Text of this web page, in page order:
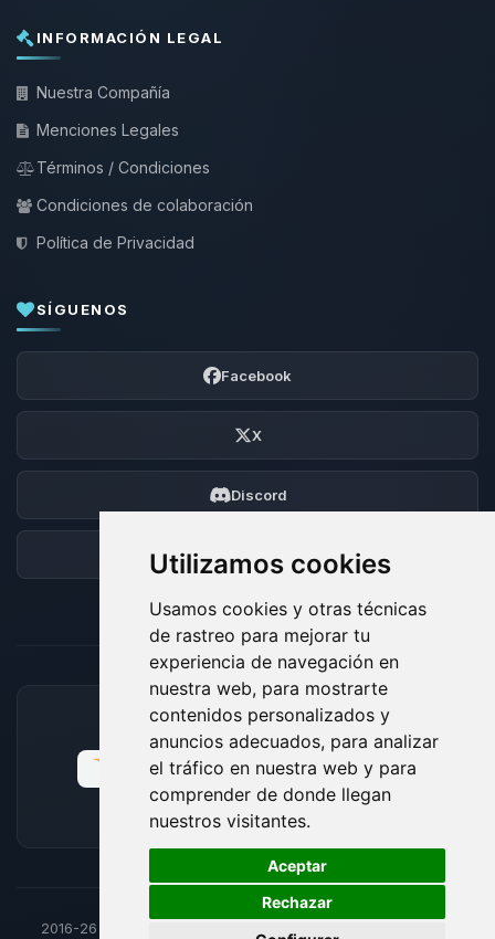
Utilizamos cookies
Usamos cookies y otras técnicas
de rastreo para mejorar tu
experiencia de navegación en
nuestra web, para mostrarte
contenidos personalizados y
anuncios adecuados, para analizar
el tráfico en nuestra web y para
comprender de donde llegan
nuestros visitantes.
Aceptar
Rechazar
INFORMACIÓN LEGAL
Nuestra Compañía
Menciones Legales
Términos / Condiciones
Condiciones de colaboración
Política de Privacidad
SÍGUENOS
Facebook
X
Discord
Foro
MÉTODOS DE PAGO ACEPTADOS
2016-26
🍪